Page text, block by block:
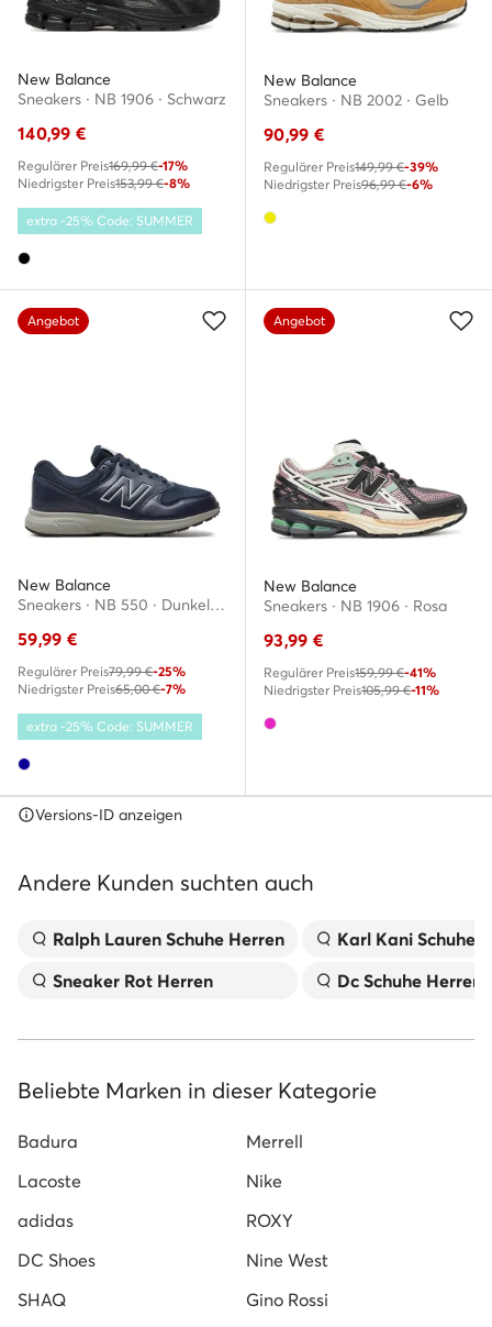
New Balance
Sneakers · NB 1906 · Schwarz
140,99 €
Regulärer Preis169,99 €-17%
Niedrigster Preis153,99 €-8%
extra -25% Code: SUMMER
New Balance
Sneakers · NB 2002 · Gelb
90,99 €
Regulärer Preis149,99 €-39%
Niedrigster Preis96,99 €-6%
Angebot
New Balance
Sneakers · NB 550 · Dunkelblau
59,99 €
Regulärer Preis79,99 €-25%
Niedrigster Preis65,00 €-7%
extra -25% Code: SUMMER
Angebot
New Balance
Sneakers · NB 1906 · Rosa
93,99 €
Regulärer Preis159,99 €-41%
Niedrigster Preis105,99 €-11%
Versions-ID anzeigen
Andere Kunden suchten auch
Ralph Lauren Schuhe Herren
Sneaker Rot Herren
Karl Kani Schuhe
Dc Schuhe Herren
Beliebte Marken in dieser Kategorie
Badura
Merrell
Lacoste
Nike
adidas
ROXY
DC Shoes
Nine West
SHAQ
Gino Rossi